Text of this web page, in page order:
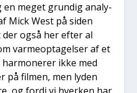
en meget grun­dig ana­ly­
Mick West på siden
også her efter al
var­me­op­ta­gel­ser af et
ikke med
på fil­men, men lyden